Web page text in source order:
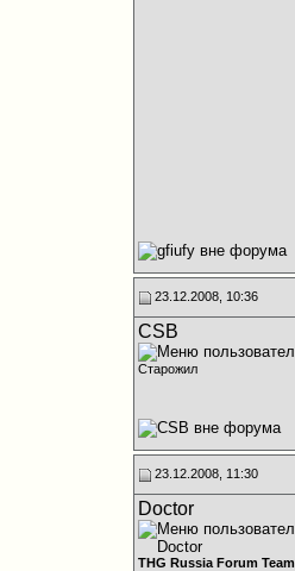
23.12.2008, 10:36
CSB
Старожил
23.12.2008, 11:30
Doctor
THG Russia Forum Team